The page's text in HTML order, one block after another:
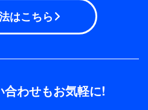
はこちら
合わせもお気軽に!